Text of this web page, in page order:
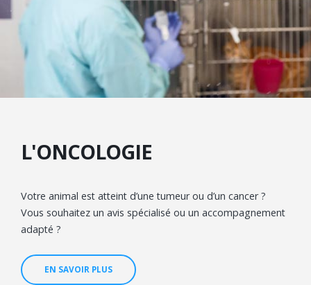
L'ONCOLOGIE
Votre animal est atteint d’une tumeur ou d’un cancer ?
Vous souhaitez un avis spécialisé ou un accompagnement
adapté ?
EN SAVOIR PLUS